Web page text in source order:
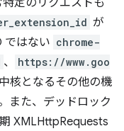
定のリクエストも
が
ではない chrome-
、
https://www.goo
核となるその他の機
また、デッドロック
XMLHttpRequests